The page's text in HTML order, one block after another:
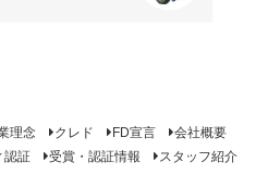
理念 クレド FD宣言
会社概要
認証 受賞・認証情報
スタッフ紹介